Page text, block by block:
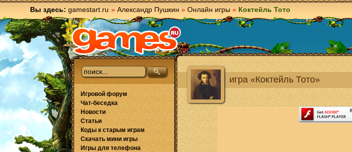
Вы здесь: gamestart.ru » Александр Пушкин » Онлайн игры » Коктейль Тото
игра «Коктейль Тото»
Игровой форум
Чат-беседка
Новости
Статьи
Коды к старым играм
Скачать мини игры
Игры для телефона